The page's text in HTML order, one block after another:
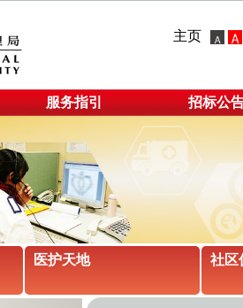
主页
服务指引 招标公
医护天地 社区